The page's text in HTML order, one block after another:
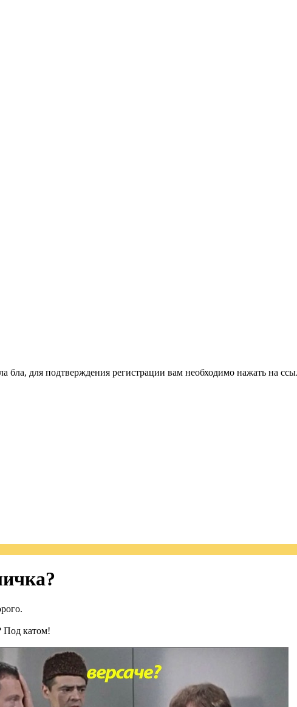
для подтверждения регистрации вам необходимо нажать на
Под катом!